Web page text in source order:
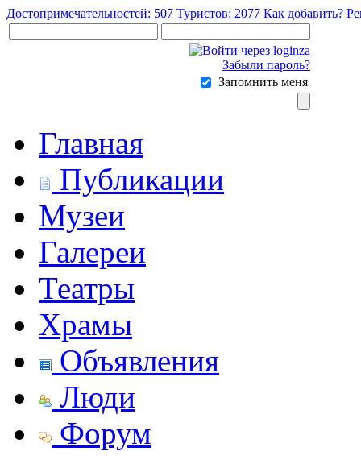
Достопримечательностей: 507 Туристов: 2077 Как добавить?
Забыли пароль?
Запомнить меня
Главная
Публикации
Музеи
Галереи
Театры
Храмы
Объявления
Люди
Форум